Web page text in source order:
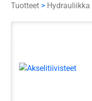
Tuotteet > Hydrauliikka